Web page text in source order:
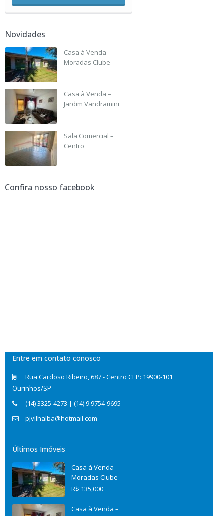
Novidades
Casa à Venda –
Moradas Clube
Casa à Venda –
Jardim Vandramini
Sala Comercial –
Centro
Confira nosso facebook
Entre em contato conosco
Rua Cardoso Ribeiro, 687 - Centro CEP: 19900-101
Ourinhos/SP
(14) 3325-4273 | (14) 9.9754-9695
pjvilhalba@hotmail.com
Últimos Imóveis
Casa à Venda –
Moradas Clube
R$ 135,000
Casa à Venda –